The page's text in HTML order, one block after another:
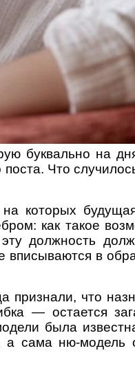
буквально на
Что
которых
как такое
должность
вписываются в
признали, что
— остается
была
а сама ню-модель